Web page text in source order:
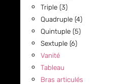
Triple (3)
Quadruple (4)
Quintuple (5)
Sextuple (6)
Vanité
Tableau
Bras articulés